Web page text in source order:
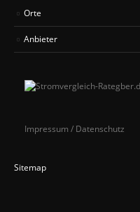
Orte
Anbieter
Impressum / Datenschutz
Sitemap